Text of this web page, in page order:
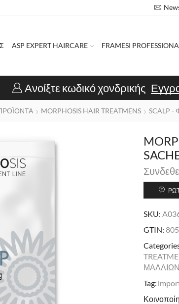
ASP EXPERT HAIRCARE FRAMESI
Ανοίξτε κωδικό χονδρικής
MORPHOSIS HAIR TREATMENS SCALP
SKU:
GTIN:
ΜΑΛΛΙΩΝ
Tag: